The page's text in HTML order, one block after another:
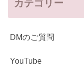
カテゴリー
DMのご質問
YouTube